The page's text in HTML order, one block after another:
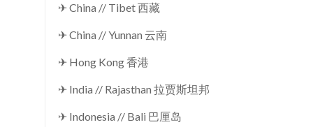
✈ China // Tibet 西藏
✈ China // Yunnan 云南
✈ Hong Kong 香港
✈ India // Rajasthan 拉贾斯坦邦
✈ Indonesia // Bali 巴厘岛